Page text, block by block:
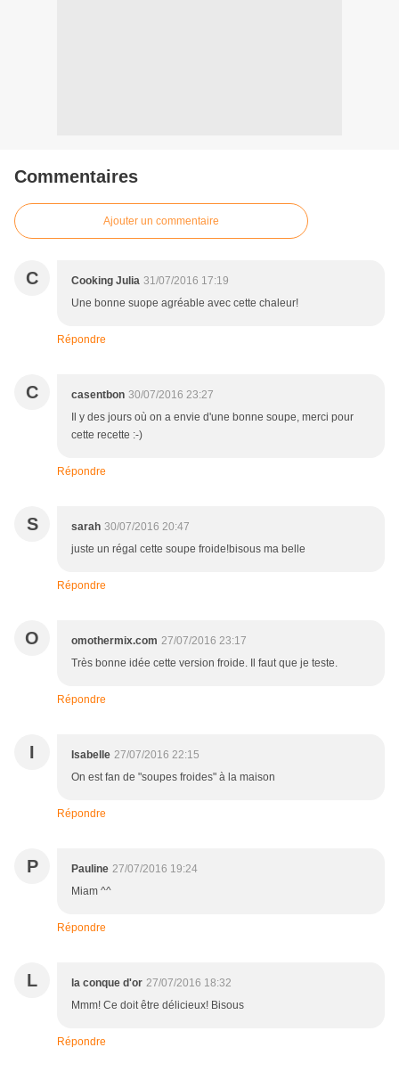
Commentaires
Ajouter un commentaire
C Cooking Julia 31/07/2016 17:19
Une bonne suope agréable avec cette chaleur!
Répondre
C casentbon 30/07/2016 23:27
Il y des jours où on a envie d'une bonne soupe, merci pour
cette recette :-)
Répondre
S sarah 30/07/2016 20:47
juste un régal cette soupe froide!bisous ma belle
Répondre
O omothermix.com 27/07/2016 23:17
Très bonne idée cette version froide. Il faut que je teste.
Répondre
I Isabelle 27/07/2016 22:15
On est fan de "soupes froides" à la maison
Répondre
P Pauline 27/07/2016 19:24
Miam ^^
Répondre
L la conque d'or 27/07/2016 18:32
Mmm! Ce doit être délicieux! Bisous
Répondre